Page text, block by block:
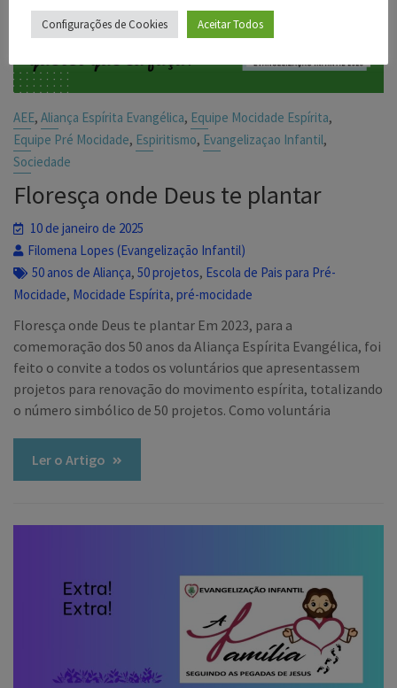
AEE,Aliança Espírita Evangélica, Equipe Mocidade Espírita,
Equipe Pré Mocidade, Espiritismo, Evangelizaçao Infantil,
Sociedade
Floresça onde Deus te plantar
10 de janeiro de 2025
Filomena Lopes (Evangelização Infantil)
50 anos de Aliança,50 projetos, Escola de Pais para Pré-
Mocidade, Mocidade Espírita,pré-mocidade
Floresça onde Deus te plantar Em 2023, para a
comemoração dos 50 anos da Aliança Espírita Evangélica, foi
feito o convite a todos os voluntários que apresentassem
projetos para renovação do movimento espírita, totalizando
o número simbólico de 50 projetos. Como voluntária
Ler o Artigo
Configurações de Cookies Aceitar Todos